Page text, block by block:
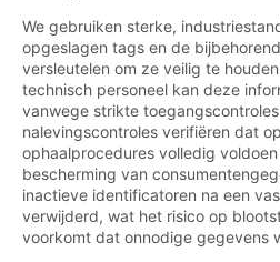
We gebruiken sterke,
opgeslagen tags en de
versleutelen om ze veilig te
technisch personeel kan deze
vanwege strikte
nalevingscontroles verifiëren dat
ophaalprocedures volledig
bescherming van
inactieve identificatoren na een
verwijderd, wat het risico op
voorkomt dat onnodige gegevens